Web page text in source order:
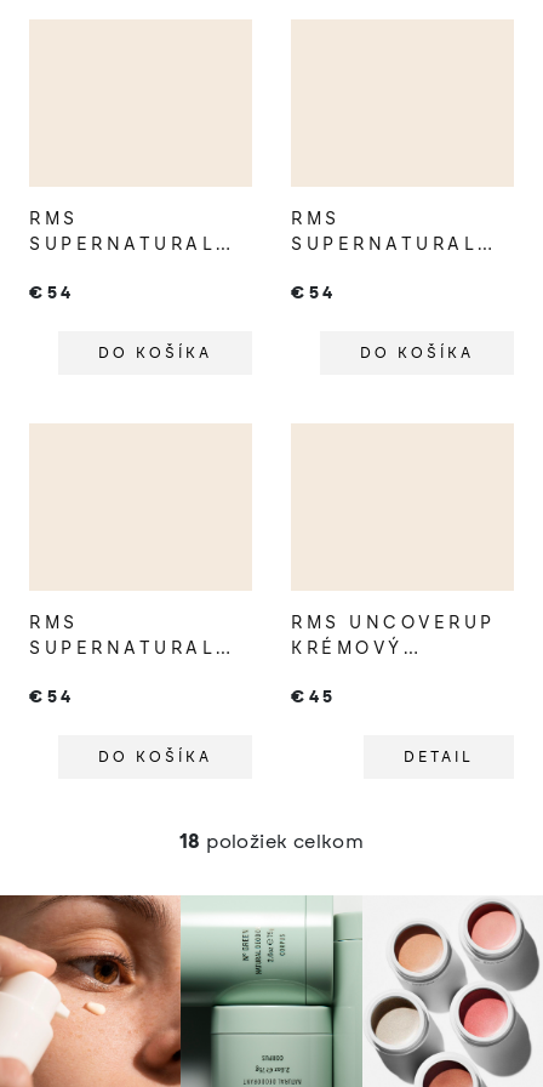
RMS
SUPERNATURAL
SERUM SPF30
€54
DO KOŠÍKA
RMS
SUPERNATURAL
SERUM SPF30
€54
DO KOŠÍKA
RMS
SUPERNATURAL
SERUM SPF30
€54
DO KOŠÍKA
RMS UNCOVERUP
KRÉMOVÝ
€45
DETAIL
O
v
l
á
d
a
c
18 položiek celkom